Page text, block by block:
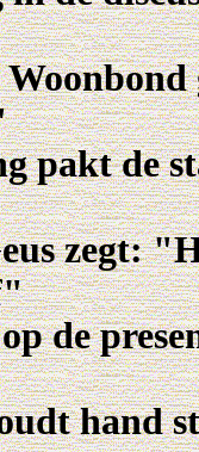
pakt de
zegt:
de
hand